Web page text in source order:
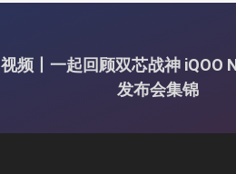
页
视频丨一起回顾双芯战神 iQOO
发布会集锦